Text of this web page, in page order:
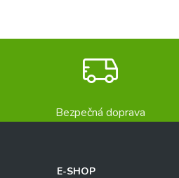
Bezpečná doprava
E-SHOP